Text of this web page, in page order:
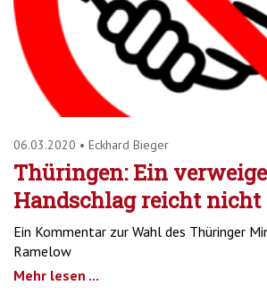
06.03.2020 • Eckhard Bieger
Thüringen: Ein
Handschlag reicht nicht
Ein Kommentar zur Wahl des Thüringer
Ramelow
Mehr lesen ...